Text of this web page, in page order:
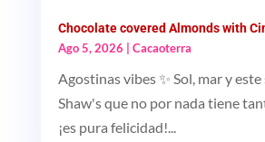
Chocolate covered Almonds with
Ago 5, 2026
Cacaoterra
Agostinas vibes ✨ Sol, mar y este
Shaw's que no por nada tiene
¡es pura felicidad!...